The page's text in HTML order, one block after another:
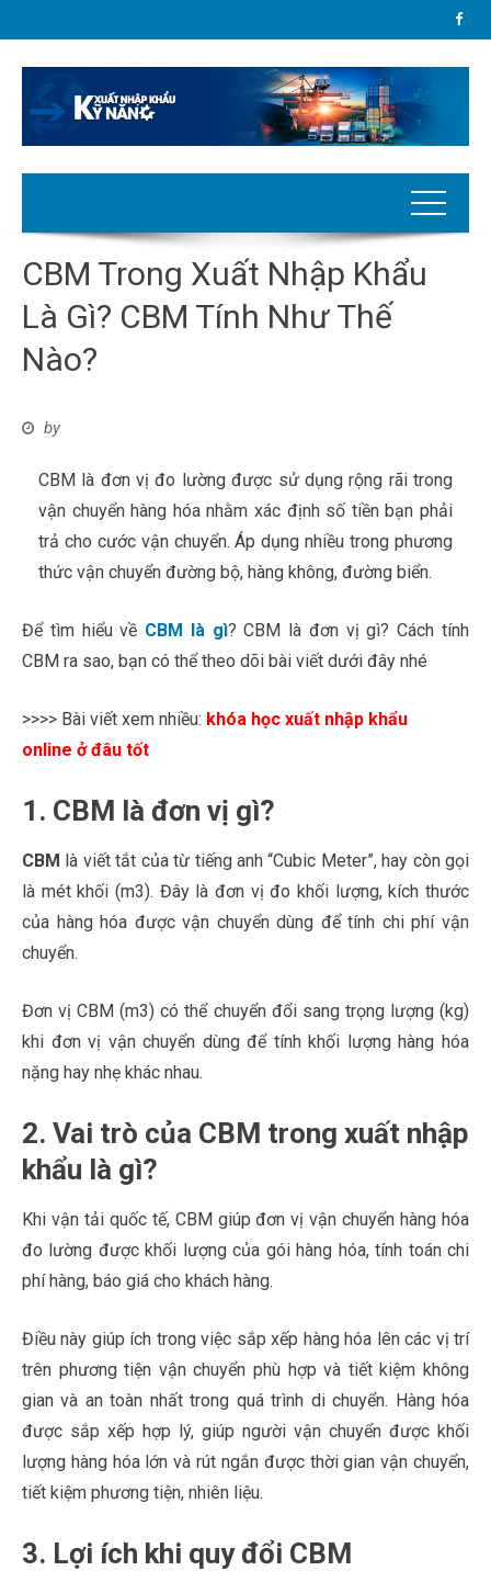
CBM Trong Xuất Nhập Khẩu
Là Gì? CBM Tính Như Thế
Nào?
by
CBM là đơn vị đo lường được sử dụng rộng rãi trong
vận chuyển hàng hóa nhằm xác định số tiền bạn phải
trả cho cước vận chuyển. Áp dụng nhiều trong phương
thức vận chuyển đường bộ, hàng không, đường biển.
Để tìm hiểu về CBM là gì? CBM là đơn vị gì? Cách tính
CBM ra sao, bạn có thể theo dõi bài viết dưới đây nhé
>>>> Bài viết xem nhiều: khóa học xuất nhập khẩu
online ở đâu tốt
1. CBM là đơn vị gì?
CBM là viết tắt của từ tiếng anh “Cubic Meter”, hay còn gọi
là mét khối (m3). Đây là đơn vị đo khối lượng, kích thước
của hàng hóa được vận chuyển dùng để tính chi phí vận
chuyển.
Đơn vị CBM (m3) có thể chuyển đổi sang trọng lượng (kg)
khi đơn vị vận chuyển dùng để tính khối lượng hàng hóa
nặng hay nhẹ khác nhau.
2. Vai trò của CBM trong xuất nhập
khẩu là gì?
Khi vận tải quốc tế, CBM giúp đơn vị vận chuyển hàng hóa
đo lường được khối lượng của gói hàng hóa, tính toán chi
phí hàng, báo giá cho khách hàng.
Điều này giúp ích trong việc sắp xếp hàng hóa lên các vị trí
trên phương tiện vận chuyển phù hợp và tiết kiệm không
gian và an toàn nhất trong quá trình di chuyển. Hàng hóa
được sắp xếp hợp lý, giúp người vận chuyển được khối
lượng hàng hóa lớn và rút ngắn được thời gian vận chuyển,
tiết kiệm phương tiện, nhiên liệu.
3. Lợi ích khi quy đổi CBM